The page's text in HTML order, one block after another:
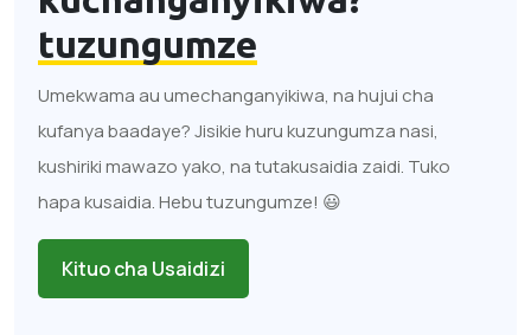
tuzungumze
Umekwama au umechanganyikiwa, na hujui cha
kufanya baadaye? Jisikie huru kuzungumza nasi,
kushiriki mawazo yako, na tutakusaidia zaidi. Tuko
hapa kusaidia. Hebu tuzungumze! 😃
Kituo cha Usaidizi